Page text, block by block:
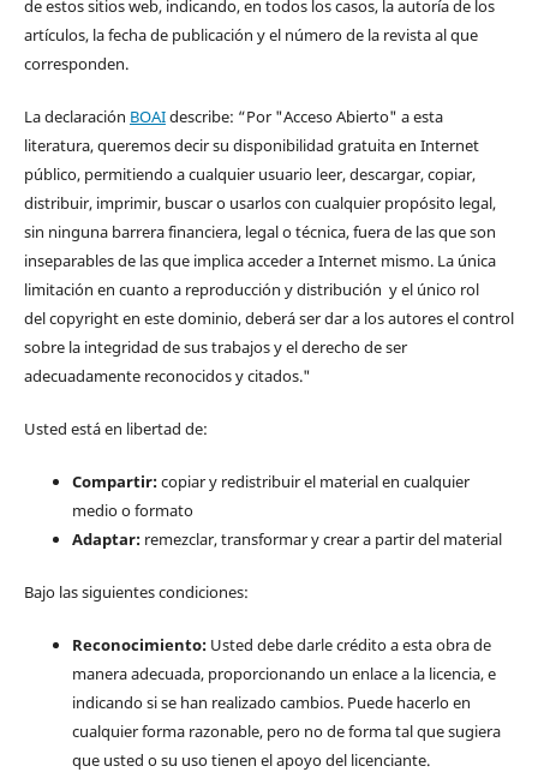
de estos sitios web, indicando, en todos los casos, la autoría de los
artículos, la fecha de publicación y el número de la revista al que
corresponden.
La declaración BOAIdescribe: “Por "Acceso Abierto" a esta
literatura, queremos decir su disponibilidad gratuita en Internet
público, permitiendo a cualquier usuario leer, descargar, copiar,
distribuir, imprimir, buscar o usarlos con cualquier propósito legal,
sin ninguna barrera financiera, legal o técnica, fuera de las que son
inseparables de las que implica acceder a Internet mismo. La única
limitación en cuanto a reproducción y distribución y el único rol
del copyright en este dominio, deberá ser dar a los autores el control
sobre la integridad de sus trabajos y el derecho de ser
adecuadamente reconocidos y citados."
Usted está en libertad de:
Compartir:copiar y redistribuir el material en cualquier
medio o formato
Adaptar:remezclar, transformar y crear a partir del material
Bajo las siguientes condiciones:
Reconocimiento:Usted debe darle crédito a esta obra de
manera adecuada, proporcionando un enlace a la licencia, e
indicando si se han realizado cambios. Puede hacerlo en
cualquier forma razonable, pero no de forma tal que sugiera
que usted o su uso tienen el apoyo del licenciante.